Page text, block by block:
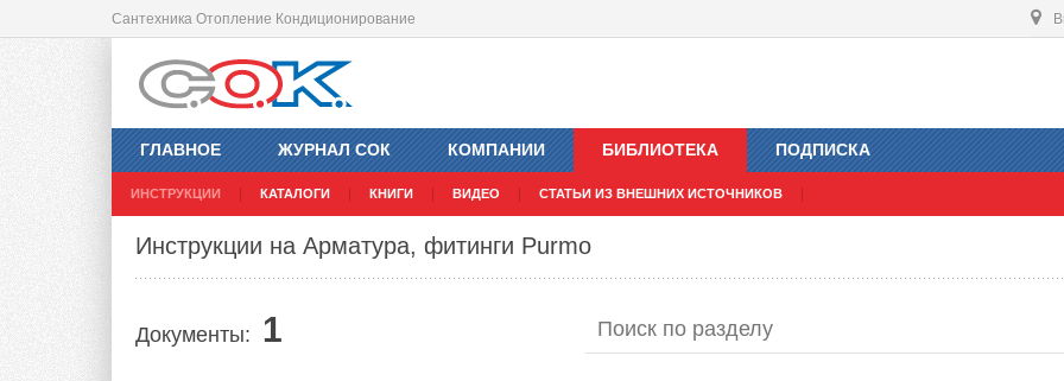
Сантехника Отопление Кондиционирование
ГЛАВНОЕ ЖУРНАЛ СОК КОМПАНИИ БИБЛИОТЕКА
ИНСТРУКЦИИ КАТАЛОГИ КНИГИ ВИДЕО СТАТЬИ ИЗ ВНЕШНИХ ИСТОЧНИКОВ
ПОДПИСКА
Инструкции на Арматура, фитинги Purmo
Документы: 1